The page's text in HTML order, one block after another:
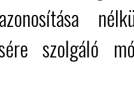
szolgáló